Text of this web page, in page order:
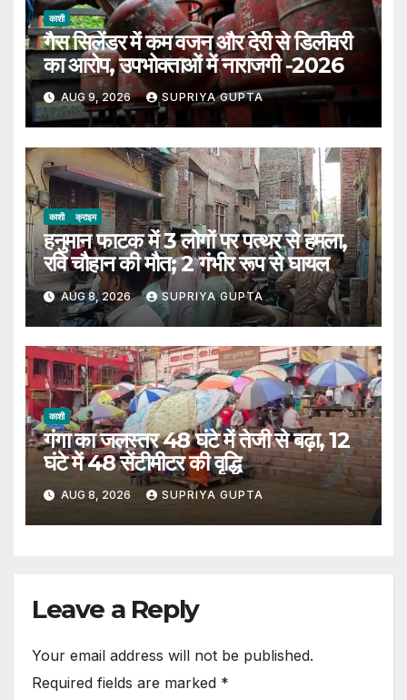
काशी
गैस सिलेंडर में कम वजन और देरी से डिलीवरी
का आरोप, उपभोक्ताओं में नाराजगी -2026
AUG 9, 2026 SUPRIYA GUPTA
काशी क्राइम
हनुमान फाटक में 3 लोगों पर पत्थर से हमला,
रवि चौहान की मौत; 2 गंभीर रूप से घायल
AUG 8, 2026 SUPRIYA GUPTA
काशी
गंगा का जलस्तर 48 घंटे में तेजी से बढ़ा, 12
घंटे में 48 सेंटीमीटर की वृद्धि
AUG 8, 2026 SUPRIYA GUPTA
Leave a Reply
Your email address will not be published.
Required fields are marked *